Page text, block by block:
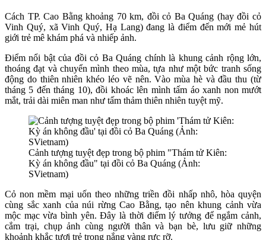
Cách TP. Cao Bằng khoảng 70 km, đồi cỏ Ba Quáng (hay đồi cỏ
Vinh Quý, xã Vinh Quý, Hạ Lang) đang là điểm đến mới mẻ hút
giới trẻ mê khám phá và nhiếp ảnh.
Điểm nổi bật của đồi cỏ Ba Quáng chính là khung cảnh rộng lớn,
thoáng đạt và chuyển mình theo mùa, tựa như một bức tranh sống
động do thiên nhiên khéo léo vẽ nên. Vào mùa hè và đầu thu (từ
tháng 5 đến tháng 10), đồi khoác lên mình tấm áo xanh non mướt
mắt, trải dài miên man như tấm thảm thiên nhiên tuyệt mỹ.
Cảnh tượng tuyệt đẹp trong bộ phim "Thám tử Kiên:
Kỳ án không đầu" tại đồi cỏ Ba Quáng (Ảnh:
SVietnam)
Cỏ non mềm mại uốn theo những triền đồi nhấp nhô, hòa quyện
cùng sắc xanh của núi rừng Cao Bằng, tạo nên khung cảnh vừa
mộc mạc vừa bình yên. Đây là thời điểm lý tưởng để ngắm cảnh,
cắm trại, chụp ảnh cùng người thân và bạn bè, lưu giữ những
khoảnh khắc tươi trẻ trong nắng vàng rực rỡ.